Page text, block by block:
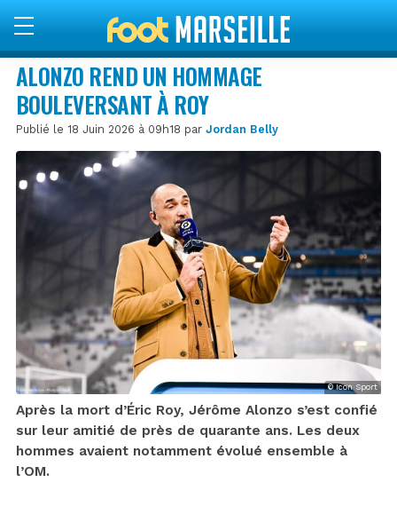
ALONZO REND UN HOMMAGE
BOULEVERSANT À ROY
Publié le 18 Juin 2026 à 09h18 par Jordan Belly
© Icon Sport
Après la mort d’Éric Roy, Jérôme Alonzo s’est confié
sur leur amitié de près de quarante ans. Les deux
hommes avaient notamment évolué ensemble à
l’OM.